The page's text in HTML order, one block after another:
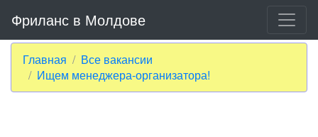
Фриланс в Молдове
Главная
Все вакансии
Ищем менеджера-организатора!